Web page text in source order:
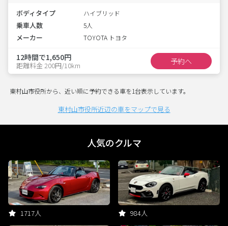
ボディタイプ ハイブリッド
乗車人数 5人
メーカー TOYOTA トヨタ
12時間で1,650円
距離料金 200円/10km 予約へ
東村山市役所から、近い順に予約できる車を1台表示しています。
東村山市役所近辺の車をマップで見る
人気のクルマ
1717人 984人